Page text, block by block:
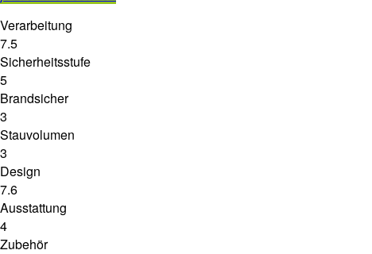
Verarbeitung
7.5
Sicherheitsstufe
5
Brandsicher
3
Stauvolumen
3
Design
7.6
Ausstattung
4
Zubehör